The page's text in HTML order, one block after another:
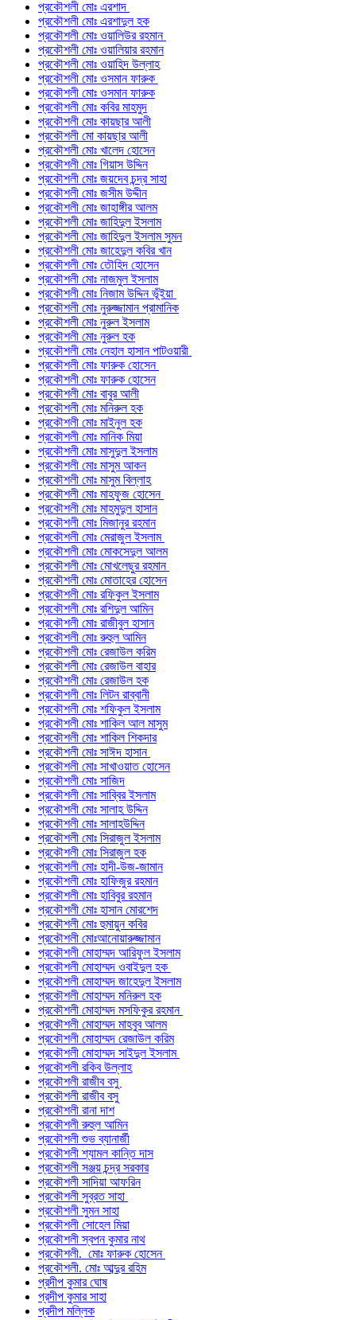
প্রকৌশলী মোঃ এরশাদ
প্রকৌশলী মোঃ এরশাদুল হক
প্রকৌশলী মোঃ ওয়ালিউর রহমান
প্রকৌশলী মোঃ ওয়ালিয়ার রহমান
প্রকৌশলী মোঃ ওয়াহিদ উল্লাহ
প্রকৌশলী মোঃ ওসমান ফারুক
প্রকৌশলী মোঃ ওসমান ফারুক
প্রকৌশলী মোঃ কবির মাহমুদ
প্রকৌশলী মোঃ কায়ছার আলী
প্রকৌশলী মো কায়ছার আলী
প্রকৌশলী মোঃ খালেদ হোসেন
প্রকৌশলী মোঃ গিয়াস উদ্দিন
প্রকৌশলী মোঃ জয়দেব চন্দ্র সাহা
প্রকৌশলী মোঃ জসীম উদ্দীন
প্রকৌশলী মোঃ জাহাঙ্গীর আলম
প্রকৌশলী মোঃ জাহিদুল ইসলাম
প্রকৌশলী মোঃ জাহিদুল ইসলাম সুমন
প্রকৌশলী মোঃ জাহেদুল কবির খান
প্রকৌশলী মোঃ তৌহিদ হোসেন
প্রকৌশলী মোঃ নাজমুল ইসলাম
প্রকৌশলী মোঃ নিজাম উদ্দিন ভূঁইয়া
প্রকৌশলী মোঃ নুরুজ্জামান প্রামানিক
প্রকৌশলী মোঃ নুরুল ইসলাম
প্রকৌশলী মোঃ নুরুল হক
প্রকৌশলী মোঃ নেহাল হাসান পাটওয়ারী
প্রকৌশলী মোঃ ফারুক হোসেন
প্রকৌশলী মোঃ ফারুক হোসেন
প্রকৌশলী মোঃ বাবুর আলী
প্রকৌশলী মোঃ মনিরুল হক
প্রকৌশলী মোঃ মাইনুল হক
প্রকৌশলী মোঃ মানিক মিয়া
প্রকৌশলী মোঃ মাসুদুল ইসলাম
প্রকৌশলী মোঃ মাসুম আকন
প্রকৌশলী মোঃ মাসুম বিল্লাহ
প্রকৌশলী মোঃ মাহফুজ হোসেন
প্রকৌশলী মোঃ মাহমুদুল হাসান
প্রকৌশলী মোঃ মিজানুর রহমান
প্রকৌশলী মোঃ মেরাজুল ইসলাম
প্রকৌশলী মোঃ মোকসেদুল আলম
প্রকৌশলী মোঃ মোখলেছুর রহমান
প্রকৌশলী মোঃ মোতাহের হোসেন
প্রকৌশলী মোঃ রফিকুল ইসলাম
প্রকৌশলী মোঃ রশিদুল আমিন
প্রকৌশলী মোঃ রাজীবুল হাসান
প্রকৌশলী মোঃ রুহুল আমিন
প্রকৌশলী মোঃ রেজাউল করিম
প্রকৌশলী মোঃ রেজাউল বাহার
প্রকৌশলী মোঃ রেজাউল হক
প্রকৌশলী মোঃ লিটন রাব্বানী
প্রকৌশলী মোঃ শফিকুল ইসলাম
প্রকৌশলী মোঃ শাকিল আল মাসুম
প্রকৌশলী মোঃ শাকিল শিকদার
প্রকৌশলী মোঃ সাঈদ হাসান
প্রকৌশলী মোঃ সাখাওয়াত হোসেন
প্রকৌশলী মোঃ সাজিদ
প্রকৌশলী মোঃ সাব্বির ইসলাম
প্রকৌশলী মোঃ সালাহ উদ্দিন
প্রকৌশলী মোঃ সালাহউদ্দিন
প্রকৌশলী মোঃ সিরাজুল ইসলাম
প্রকৌশলী মোঃ সিরাজুল হক
প্রকৌশলী মোঃ হাদী-উজ-জামান
প্রকৌশলী মোঃ হাফিজুর রহমান
প্রকৌশলী মোঃ হাবিবুর রহমান
প্রকৌশলী মোঃ হাসান মোরশেদ
প্রকৌশলী মোঃ হুমায়ুন কবির
প্রকৌশলী মোঃআনোয়ারুজ্জামান
প্রকৌশলী মোহাম্মদ আরিফুল ইসলাম
প্রকৌশলী মোহাম্মদ ওবাইদুল হক
প্রকৌশলী মোহাম্মদ জাহেদুল ইসলাম
প্রকৌশলী মোহাম্মদ মনিরুল হক
প্রকৌশলী মোহাম্মদ মসফিকুর রহমান
প্রকৌশলী মোহাম্মদ মাহবুব আলম
প্রকৌশলী মোহাম্মদ রেজাউল করিম
প্রকৌশলী মোহাম্মদ সাইদুল ইসলাম
প্রকৌশলী রকিব উল্লাহ
প্রকৌশলী রাজীব বসু
প্রকৌশলী রাজীব বসু
প্রকৌশলী রানা দাশ
প্রকৌশলী রুহুল আমিন
প্রকৌশলী শুভ ব্যানার্জী
প্রকৌশলী শ্যামল কান্তি দাস
প্রকৌশলী সঞ্জয় চন্দ্র সরকার
প্রকৌশলী সাদিয়া আফরিন
প্রকৌশলী সুব্রত সাহা
প্রকৌশলী সুমন সাহা
প্রকৌশলী সোহেল মিয়া
প্রকৌশলী স্বপন কুমার নাথ
প্রকৌশলী. মোঃ ফারুক হোসেন
প্রকৌশলী. মোঃ আব্দুর রহিম
প্রদীপ কুমার ঘোষ
প্রদীপ কুমার সাহা
প্রদীপ মল্লিক